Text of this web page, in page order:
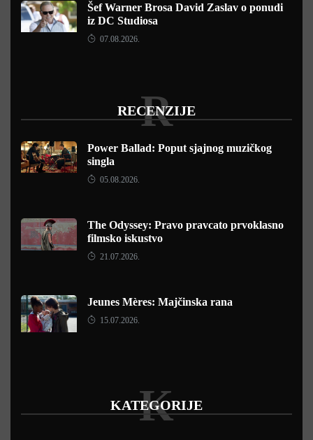
Šef Warner Brosa David Zaslav o ponudi
iz DC Studiosa
07.08.2026.
RECENZIJE
R
Power Ballad: Poput sjajnog muzičkog
singla
05.08.2026.
The Odyssey: Pravo pravcato prvoklasno
filmsko iskustvo
21.07.2026.
Jeunes Mères: Majčinska rana
15.07.2026.
KATEGORIJE
K